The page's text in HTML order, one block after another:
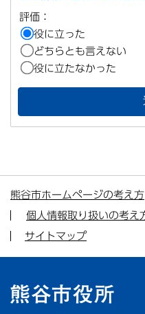
評価：
役に立った
どちらとも言えない
役に立たなかった
熊谷市ホームページの考え方
個人情報取り扱いの考え
サイトマップ